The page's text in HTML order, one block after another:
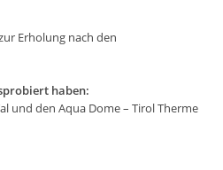
Erholung nach den
haben:
und den Aqua Dome – Tirol Therme